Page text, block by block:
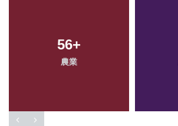
56+
農業